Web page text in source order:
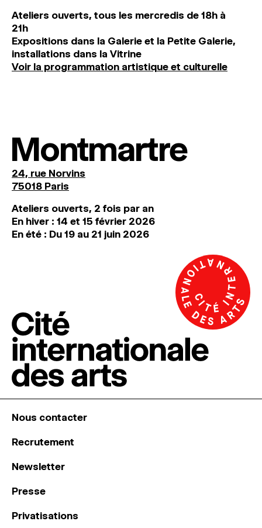
Ateliers ouverts, tous les mercredis de 18h à
21h
Expositions dans la Galerie et la Petite Galerie,
installations dans la Vitrine
Voir la programmation artistique et culturelle
Montmartre
24, rue Norvins
75018 Paris
Ateliers ouverts, 2 fois par an
En hiver : 14 et 15 février 2026
En été : Du 19 au 21 juin 2026
Nous contacter
Recrutement
Newsletter
Presse
Privatisations